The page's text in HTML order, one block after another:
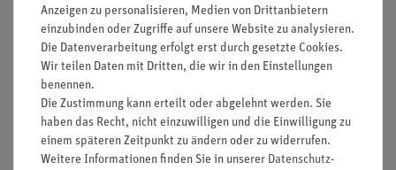
Nach oben
Informationen Service
Anzeigen zu personalisieren, Medien von Drittanbietern
einzubinden oder Zugriffe auf unsere Website zu analysieren.
Die Datenverarbeitung erfolgt erst durch gesetzte Cookies.
Wir teilen Daten mit Dritten, die wir in den Einstellungen
benennen.
Die Zustimmung kann erteilt oder abgelehnt werden. Sie
haben das Recht, nicht einzuwilligen und die Einwilligung zu
einem späteren Zeitpunkt zu ändern oder zu widerrufen.
Weitere Informationen finden Sie in unserer Daten­schutz­